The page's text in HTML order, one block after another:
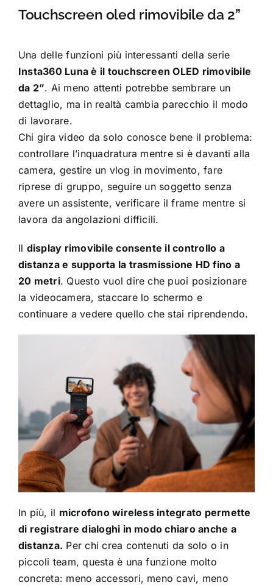
Touchscreen oled rimovibile da 2”
Una delle funzioni più interessanti della serie
Insta360 Luna è il touchscreen OLED rimovibile
da 2”. Ai meno attenti potrebbe sembrare un
dettaglio, ma in realtà cambia parecchio il modo
di lavorare.
Chi gira video da solo conosce bene il problema:
controllare l’inquadratura mentre si è davanti alla
camera, gestire un vlog in movimento, fare
riprese di gruppo, seguire un soggetto senza
avere un assistente, verificare il frame mentre si
lavora da angolazioni difficili.
Il display rimovibile consente il controllo a
distanza e supporta la trasmissione HD fino a
20 metri. Questo vuol dire che puoi posizionare
la videocamera, staccare lo schermo e
continuare a vedere quello che stai riprendendo.
In più, il microfono wireless integrato permette
di registrare dialoghi in modo chiaro anche a
distanza. Per chi crea contenuti da solo o in
piccoli team, questa è una funzione molto
concreta: meno accessori, meno cavi, meno